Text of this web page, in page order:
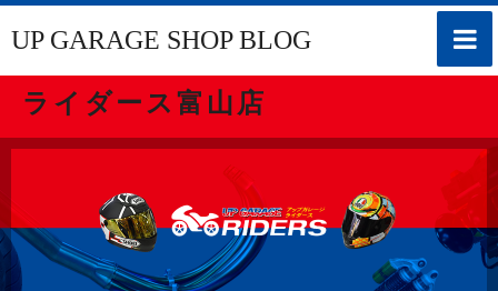
toggle
UP GARAGE SHOP BLOG
ライダース富山店